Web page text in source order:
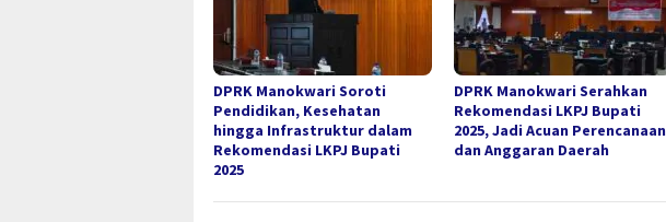
DPRK Manokwari Soroti
Pendidikan, Kesehatan
hingga Infrastruktur dalam
Rekomendasi LKPJ Bupati
2025
DPRK Manokwari Serahkan
Rekomendasi LKPJ Bupati
2025, Jadi Acuan Perencanaan
dan Anggaran Daerah